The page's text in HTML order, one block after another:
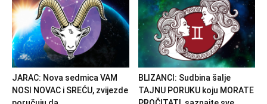
JARAC: Nova sedmica VAM
NOSI NOVAC i SREĆU, zvijezde
BLIZANCI: Sudbina šalje
TAJNU PORUKU koju MORATE